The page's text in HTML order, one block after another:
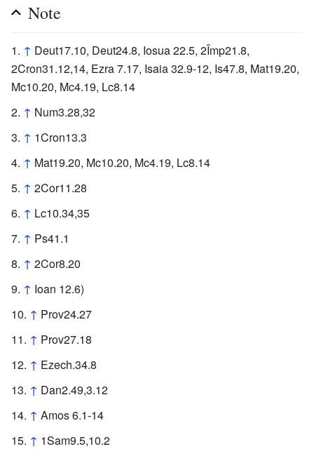
Note
↑ Deut17.10, Deut24.8, Iosua 22.5, 2Împ21.8,
2Cron31.12,14, Ezra 7.17, Isaia 32.9-12, Is47.8, Mat19.20,
Mc10.20, Mc4.19, Lc8.14
↑ Num3.28,32
↑ 1Cron13.3
↑ Mat19.20, Mc10.20, Mc4.19, Lc8.14
↑ 2Cor11.28
↑ Lc10.34,35
↑ Ps41.1
↑ 2Cor8.20
↑ Ioan 12.6)
↑ Prov24.27
↑ Prov27.18
↑ Ezech.34.8
↑ Dan2.49,3.12
↑ Amos 6.1-14
↑ 1Sam9.5,10.2